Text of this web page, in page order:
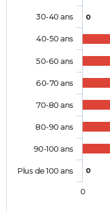
0
0
30-40 ans
40-50 ans
50-60 ans
60-70 ans
70-80 ans
80-90 ans
90-100 ans
Plus de 100 ans
0